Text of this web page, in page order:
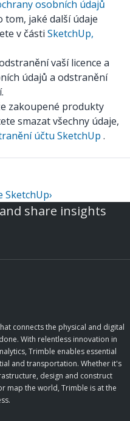
osobních údajů
tom, jaké další údaje
v části SketchUp,
vaší licence a
údajů a odstranění
zakoupené produkty
smazat všechny údaje,
účtu SketchUp .
SketchUp›
share insights
connects the physical and digital
With relentless innovation in
Trimble enables essential
and transportation. Whether it's
design and construct
map the world, Trimble is at the